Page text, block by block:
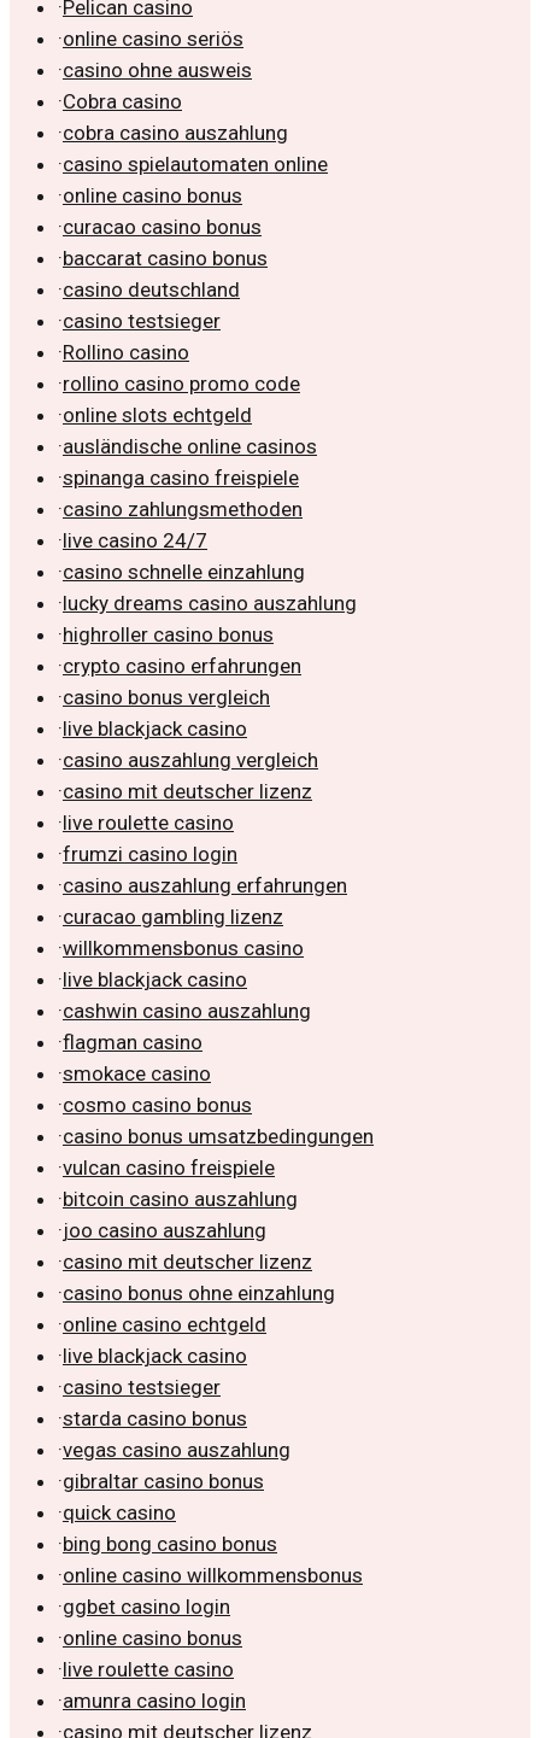
·Pelican casino
·online casino seriös
·casino ohne ausweis
·Cobra casino
·cobra casino auszahlung
·casino spielautomaten online
·online casino bonus
·curacao casino bonus
·baccarat casino bonus
·casino deutschland
·casino testsieger
·Rollino casino
·rollino casino promo code
·online slots echtgeld
·ausländische online casinos
·spinanga casino freispiele
·casino zahlungsmethoden
·live casino 24/7
·casino schnelle einzahlung
·lucky dreams casino auszahlung
·highroller casino bonus
·crypto casino erfahrungen
·casino bonus vergleich
·live blackjack casino
·casino auszahlung vergleich
·casino mit deutscher lizenz
·live roulette casino
·frumzi casino login
·casino auszahlung erfahrungen
·curacao gambling lizenz
·willkommensbonus casino
·live blackjack casino
·cashwin casino auszahlung
·flagman casino
·smokace casino
·cosmo casino bonus
·casino bonus umsatzbedingungen
·vulcan casino freispiele
·bitcoin casino auszahlung
·joo casino auszahlung
·casino mit deutscher lizenz
·casino bonus ohne einzahlung
·online casino echtgeld
·live blackjack casino
·casino testsieger
·starda casino bonus
·vegas casino auszahlung
·gibraltar casino bonus
·quick casino
·bing bong casino bonus
·online casino willkommensbonus
·ggbet casino login
·online casino bonus
·live roulette casino
·amunra casino login
·casino mit deutscher lizenz